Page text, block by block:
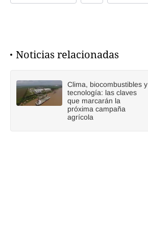
Noticias relacionadas
Clima, biocombustibles y
tecnología: las claves
que marcarán la
próxima campaña
agrícola